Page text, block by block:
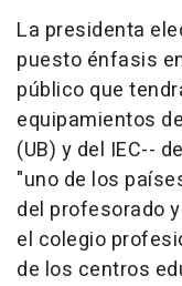
La presidenta
puesto énfasis
público que
equipamientos
(UB) y del IEC--
"uno de los
del profesorado
el colegio
de los centros